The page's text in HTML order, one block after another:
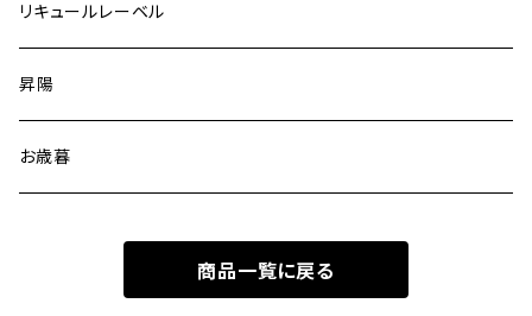
リキュールレーベル
昇陽
お歳暮
商品一覧に戻る